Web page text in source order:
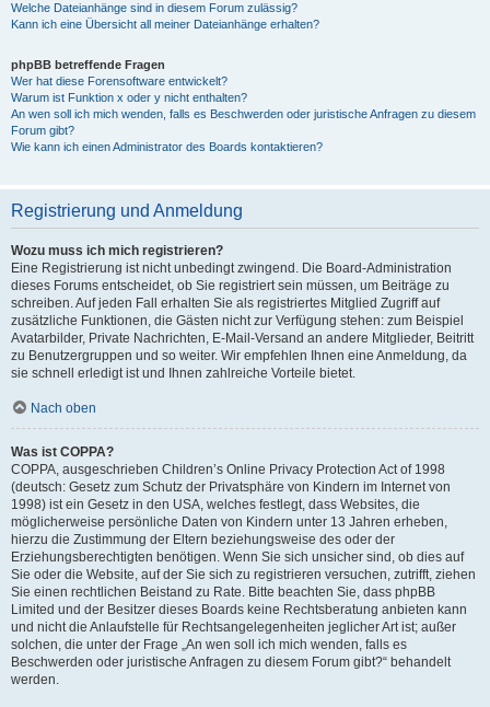
Welche Dateianhänge sind in diesem Forum zulässig?
Kann ich eine Übersicht all meiner Dateianhänge erhalten?
phpBB betreffende Fragen
Wer hat diese Forensoftware entwickelt?
Warum ist Funktion x oder y nicht enthalten?
An wen soll ich mich wenden, falls es Beschwerden oder juristische Anfragen zu diesem
Forum gibt?
Wie kann ich einen Administrator des Boards kontaktieren?
Registrierung und Anmeldung
Wozu muss ich mich registrieren?
Eine Registrierung ist nicht unbedingt zwingend. Die Board-Administration
dieses Forums entscheidet, ob Sie registriert sein müssen, um Beiträge zu
schreiben. Auf jeden Fall erhalten Sie als registriertes Mitglied Zugriff auf
zusätzliche Funktionen, die Gästen nicht zur Verfügung stehen: zum Beispiel
Avatarbilder, Private Nachrichten, E-Mail-Versand an andere Mitglieder, Beitritt
zu Benutzergruppen und so weiter. Wir empfehlen Ihnen eine Anmeldung, da
sie schnell erledigt ist und Ihnen zahlreiche Vorteile bietet.
Nach oben
Was ist COPPA?
COPPA, ausgeschrieben Children’s Online Privacy Protection Act of 1998
(deutsch: Gesetz zum Schutz der Privatsphäre von Kindern im Internet von
1998) ist ein Gesetz in den USA, welches festlegt, dass Websites, die
möglicherweise persönliche Daten von Kindern unter 13 Jahren erheben,
hierzu die Zustimmung der Eltern beziehungsweise des oder der
Erziehungsberechtigten benötigen. Wenn Sie sich unsicher sind, ob dies auf
Sie oder die Website, auf der Sie sich zu registrieren versuchen, zutrifft, ziehen
Sie einen rechtlichen Beistand zu Rate. Bitte beachten Sie, dass phpBB
Limited und der Besitzer dieses Boards keine Rechtsberatung anbieten kann
und nicht die Anlaufstelle für Rechtsangelegenheiten jeglicher Art ist; außer
solchen, die unter der Frage „An wen soll ich mich wenden, falls es
Beschwerden oder juristische Anfragen zu diesem Forum gibt?“ behandelt
werden.